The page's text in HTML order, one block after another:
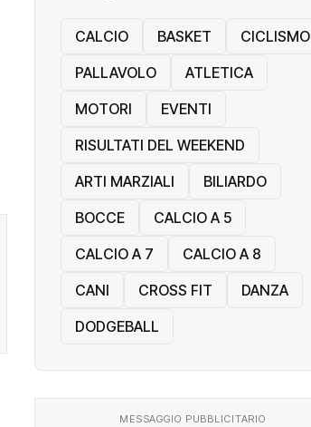
CALCIO BASKET
CICLISMO
PALLAVOLO
ATLETICA
MOTORI
EVENTI
RISULTATI DEL WEEKEND
ARTI MARZIALI
BILIARDO
BOCCE
CALCIO A 5
CALCIO A 7
CALCIO A 8
CANI
CROSS FIT
DANZA
DODGEBALL
MESSAGGIO PUBBLICITARIO